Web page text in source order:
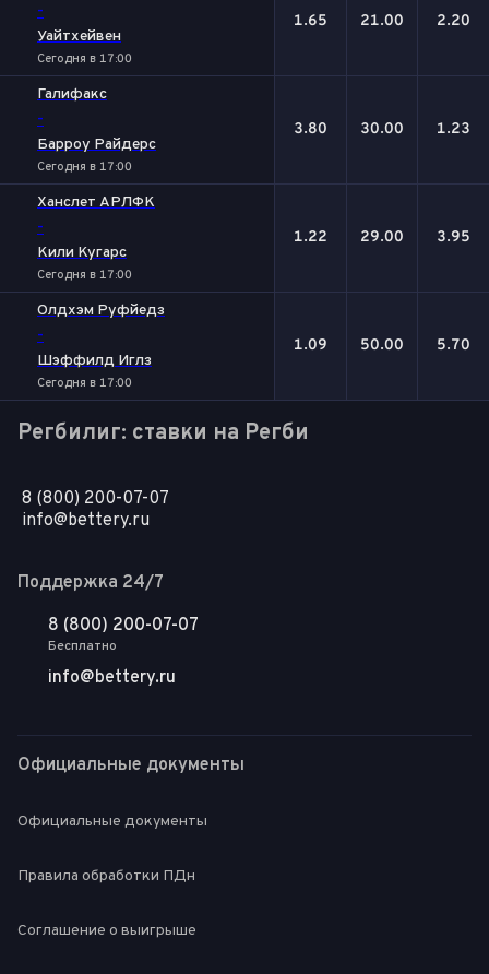
-
Уайтхейвен
Сегодня в 17:00
1.65 21.00 2.20
Галифакс
-
Барроу Райдерс
Сегодня в 17:00
3.80 30.00 1.23
Ханслет АРЛФК
-
Кили Кугарc
Сегодня в 17:00
1.22 29.00 3.95
Олдхэм Руфйедз
-
Шэффилд Иглз
Сегодня в 17:00
1.09 50.00 5.70
Регбилиг: ставки на Регби
8 (800) 200-07-07
info@bettery.ru
Поддержка 24/7
8 (800) 200-07-07
Бесплатно
info@bettery.ru
Официальные документы
Официальные документы
Правила обработки ПДн
Соглашение о выигрыше